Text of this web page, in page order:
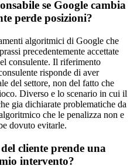
se Google cambia
perde posizioni?
algoritmici di Google che
precedentemente accettate
consulente. Il riferimento
risponde di aver
del settore, non del fatto che
Diverso e lo scenario in cui il
gia dichiarate problematiche da
che le penalizza non e
dovuto evitarle.
cliente prende una
intervento?